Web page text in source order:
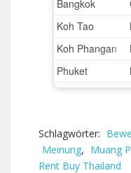
Schlagwörter:
Meinung, Muang
Rent Buy Thailand